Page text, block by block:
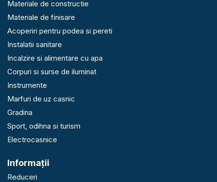
Materiale de constructie
Materiale de finisare
Acoperiri pentru podea si pereti
Instalatii sanitare
Incalzire si alimentare cu apa
Corpuri si surse de iluminat
Instrumente
Marfuri de uz casnic
Gradina
Sport, odihna si turism
Electrocasnice
Informaţii
Reduceri